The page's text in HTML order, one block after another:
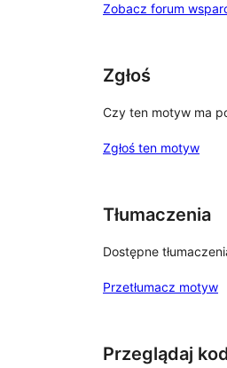
Zobacz forum
Zgłoś
Czy ten motyw ma
Zgłoś ten motyw
Tłumaczenia
Dostępne
Przetłumacz motyw
Przeglądaj